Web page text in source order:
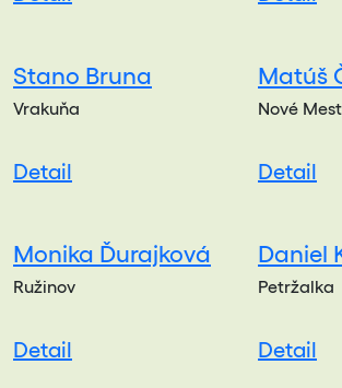
Stano Bruna
Vrakuňa
Detail
Matúš
Nové
Detail
Monika Ďurajková
Ružinov
Detail
Daniel
Petržalka
Detail